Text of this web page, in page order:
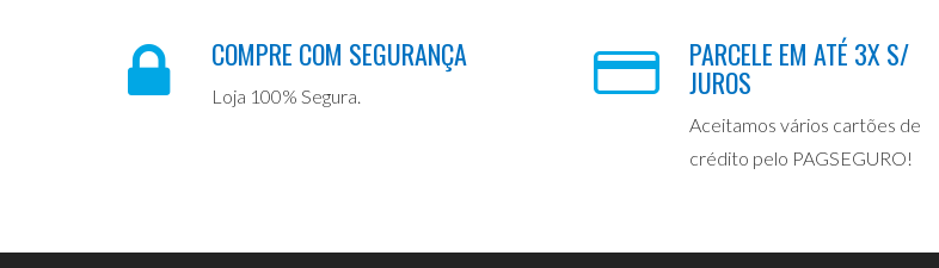
COMPRE COM SEGURANÇA
Loja 100% Segura.
PARCELE EM ATÉ 3X S/
JUROS
Aceitamos vários cartões de
crédito pelo PAGSEGURO!